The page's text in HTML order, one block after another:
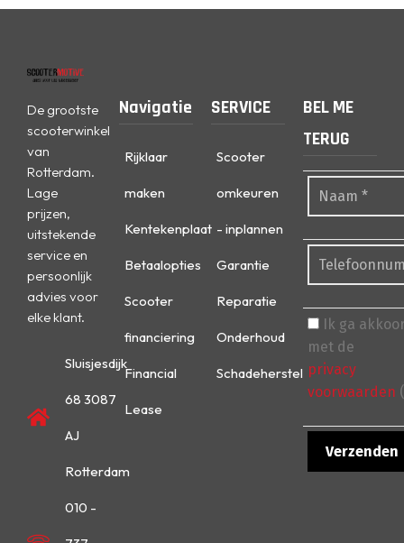
De grootste
scooterwinkel
van
Rotterdam.
Lage
prijzen,
uitstekende
service en
persoonlijk
advies voor
elke klant.
Sluisjesdijk
68 3087
AJ
Rotterdam
010 -
Navigatie
Rijklaar
maken
Kentekenplaat
Betaalopties
Scooter
financiering
Financial
Lease
SERVICE
Scooter
omkeuren
- inplannen
Garantie
Reparatie
Onderhoud
Schadeherstel
BEL ME
TERUG
Ik ga
met de
privacy
voorwaarden